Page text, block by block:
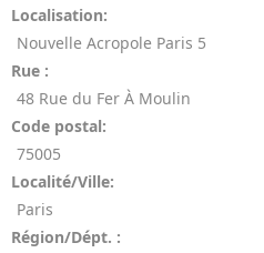
Localisation:
Nouvelle Acropole Paris 5
Rue :
48 Rue du Fer À Moulin
Code postal:
75005
Localité/Ville:
Paris
Région/Dépt. :